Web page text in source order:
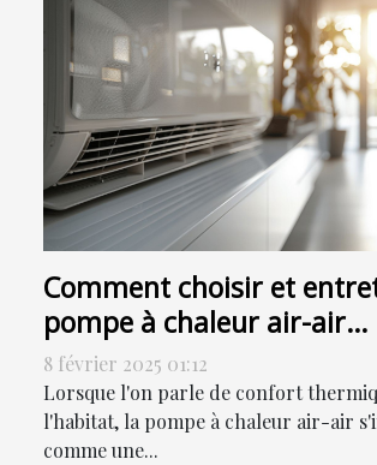
Comment choisir et
pompe à chaleur air-air
efficacement
8 février 2025 01:12
Lorsque l'on parle de confort
l'habitat, la pompe à chaleur air-air
comme une...